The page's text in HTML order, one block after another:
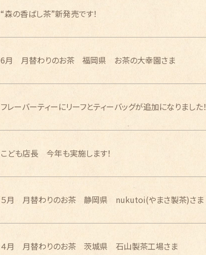
“森の香ばし茶”新発売です！
6月 月替わりのお茶 福岡県 お茶の大幸園さま
フレーバーティーにリーフとティーバッグが追加になりました！
こども店長 今年も実施します！
５月 月替わりのお茶 静岡県 nukutoi(やまさ製茶)さま
４月 月替わりのお茶 茨城県 石山製茶工場さま